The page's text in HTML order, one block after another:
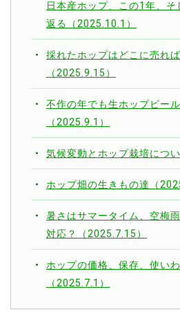
日本産ホップ、この1年、そ
返る（2025.10.1）
採れたホップはどこに売れ
（2025.9.15）
不作の年でも生ホップビー
（2025.9.1）
気候変動とホップ栽培につ
ホップ畑の生きもの達（
暑さはサマータイム、空梅
対応？（2025.7.15）
ホップの価格、保存、使い
（2025.7.1）